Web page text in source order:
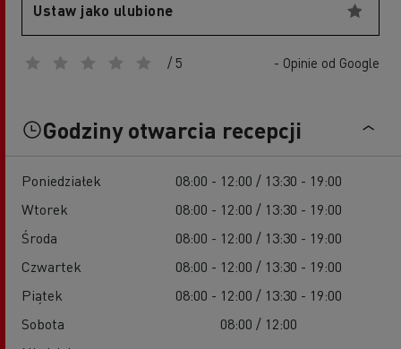
Ustaw jako ulubione
/ 5 - Opinie od Google
Godziny otwarcia recepcji
Poniedziałek
08:00 - 12:00 / 13:30 - 19:00
Wtorek
08:00 - 12:00 / 13:30 - 19:00
Środa
08:00 - 12:00 / 13:30 - 19:00
Czwartek
08:00 - 12:00 / 13:30 - 19:00
Piątek
08:00 - 12:00 / 13:30 - 19:00
Sobota
08:00 / 12:00